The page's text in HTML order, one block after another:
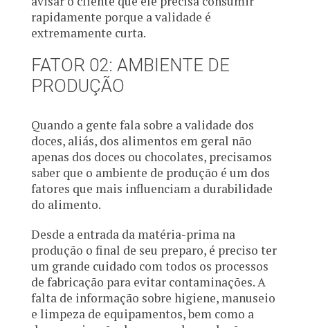
rapidamente porque a validade é
extremamente curta.
FATOR 02: AMBIENTE DE
PRODUÇÃO
Quando a gente fala sobre a validade dos
doces, aliás, dos alimentos em geral não
apenas dos doces ou chocolates, precisamos
saber que o ambiente de produção é um dos
fatores que mais influenciam a durabilidade
do alimento.
Desde a entrada da matéria-prima na
produção o final de seu preparo, é preciso ter
um grande cuidado com todos os processos
de fabricação para evitar contaminações. A
falta de informação sobre higiene, manuseio
e limpeza de equipamentos, bem como a